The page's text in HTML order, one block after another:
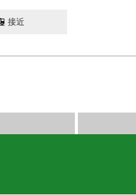
接近